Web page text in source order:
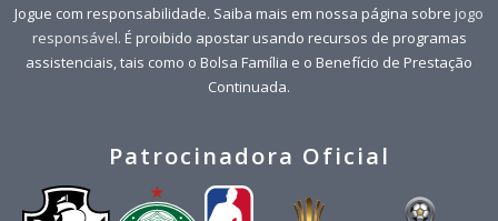
Jogue com responsabilidade. Saiba mais em nossa página sobre jogo
responsável. É proibido apostar usando recursos de programas
assistenciais, tais como o Bolsa Família e o Benefício de Prestação
Continuada.
Patrocinadora Oficial